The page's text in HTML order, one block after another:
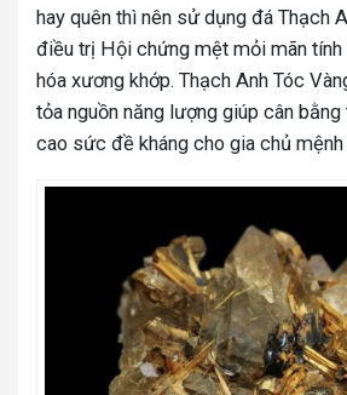
hay quên thì nên sử dụng đá Thạch
điều trị Hội chứng mệt mỏi mãn tính
hóa xương khớp. Thạch Anh Tóc
tỏa nguồn năng lượng giúp cân bằng
cao sức đề kháng cho gia chủ mệnh